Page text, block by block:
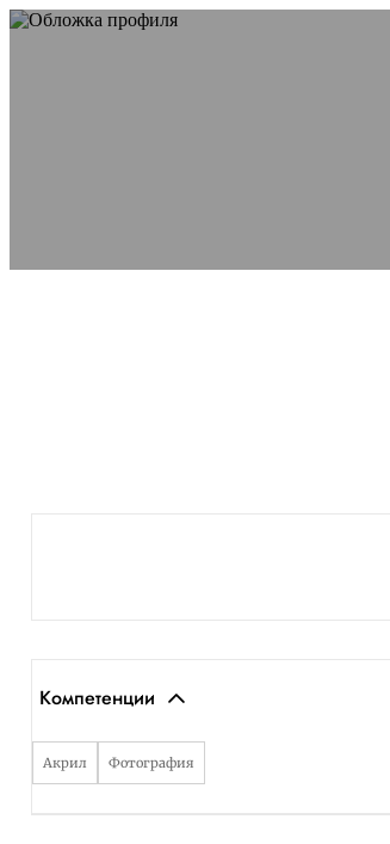
Компетенции
Акрил Фотография